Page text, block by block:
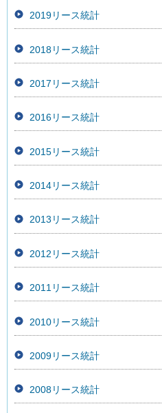
2019リース統計
2018リース統計
2017リース統計
2016リース統計
2015リース統計
2014リース統計
2013リース統計
2012リース統計
2011リース統計
2010リース統計
2009リース統計
2008リース統計